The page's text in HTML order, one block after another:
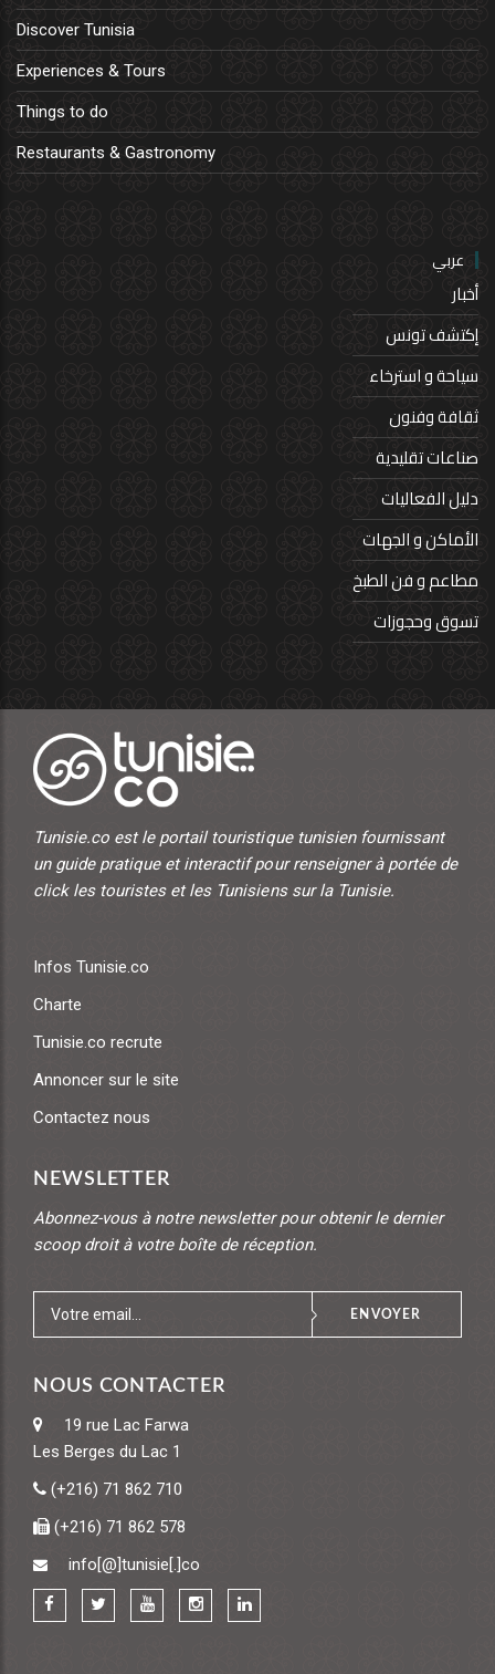
Discover Tunisia
Experiences & Tours
Things to do
Restaurants & Gastronomy
عربي
أخبار
إكتشف تونس
سياحة و استرخاء
ثقافة وفنون
صناعات تقليدية
دليل الفعاليات
الأماكن و الجهات
مطاعم و فن الطبخ
تسوق وحجوزات
Tunisie.co est le portail touristique tunisien fournissant
un guide pratique et interactif pour renseigner à portée de
click les touristes et les Tunisiens sur la Tunisie.
Infos Tunisie.co
Charte
Tunisie.co recrute
Annoncer sur le site
Contactez nous
NEWSLETTER
Abonnez-vous à notre newsletter pour obtenir le dernier
scoop droit à votre boîte de réception.
ENVOYER
NOUS CONTACTER
19 rue Lac Farwa
Les Berges du Lac 1
(+216) 71 862 710
(+216) 71 862 578
info[@]tunisie[.]co